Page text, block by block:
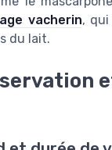
vacherin,
du lait.